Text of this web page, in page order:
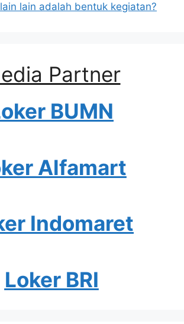
lain adalah bentuk kegiatan?
Partner
BUMN
Alfamart
Indomaret
Loker BRI